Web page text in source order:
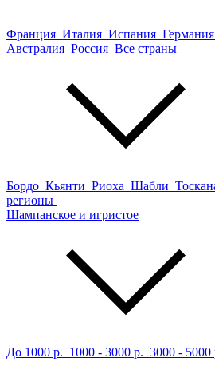
Франция Италия Испания Германия
Австралия Россия Все страны
Бордо Кьянти Риоха Шабли
регионы
Шампанское и игристое
До 1000 р. 1000 - 3000 р. 3000 - 5000